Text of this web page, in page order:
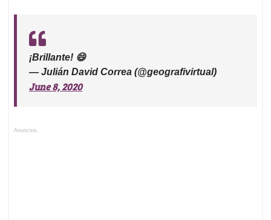
¡Brillante! 😄
— Julián David Correa (@geografivirtual)
June 8, 2020
Anuncios.